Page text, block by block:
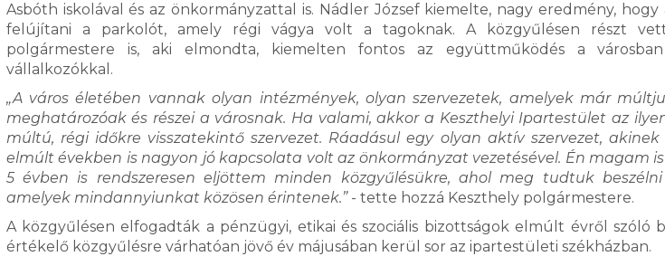
Asbóth iskolával és az önkormányzattal is. Nádler József kiemelte, nagy eredmény, hogy
felújítani a parkolót, amely régi vágya volt a tagoknak. A közgyűlésen részt
polgármestere is, aki elmondta, kiemelten fontos az együttműködés a
vállalkozókkal.
„A város életében vannak olyan intézmények, olyan szervezetek, amelyek már
meghatározóak és részei a városnak. Ha valami, akkor a Keszthelyi Ipartestület az
múltú, régi időkre visszatekintő szervezet. Ráadásul egy olyan aktív szervezet,
elmúlt években is nagyon jó kapcsolata volt az önkormányzat vezetésével. Én magam
5 évben is rendszeresen eljöttem minden közgyűlésükre, ahol meg tudtuk
amelyek mindannyiunkat közösen érintenek.”- tette hozzá Keszthely polgármestere.
A közgyűlésen elfogadták a pénzügyi, etikai és szociális bizottságok elmúlt évről szóló
értékelő közgyűlésre várhatóan jövő év májusában kerül sor az ipartestületi